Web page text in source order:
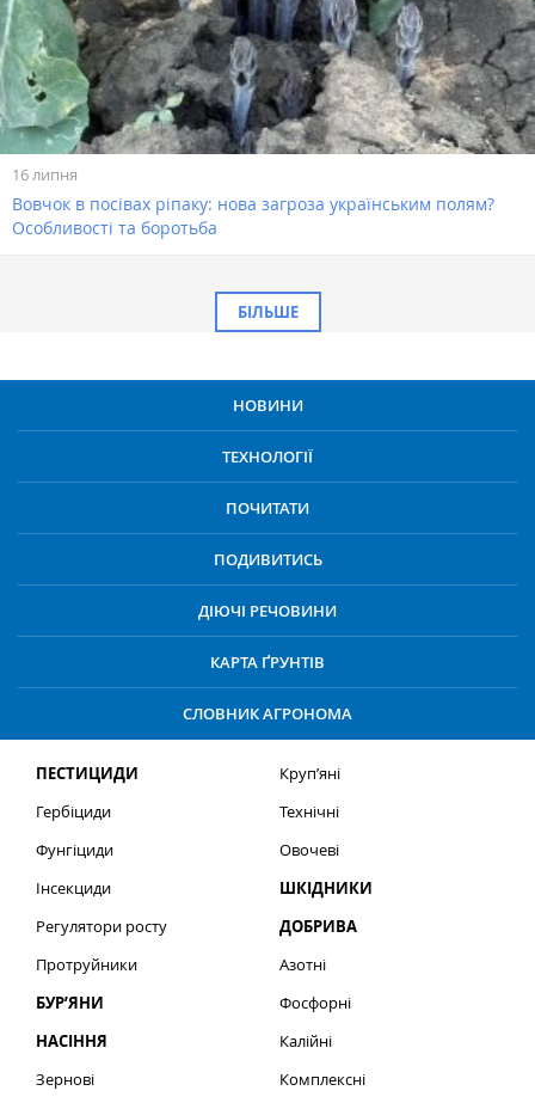
16 липня
Вовчок в посівах ріпаку: нова загроза українським полям?
Особливості та боротьба
БІЛЬШЕ
НОВИНИ
ТЕХНОЛОГІЇ
ПОЧИТАТИ
ПОДИВИТИСЬ
ДІЮЧІ РЕЧОВИНИ
КАРТА ҐРУНТІВ
СЛОВНИК АГРОНОМА
ПЕСТИЦИДИ
Гербіциди
Фунгіциди
Інсекциди
Регулятори росту
Протруйники
БУР’ЯНИ
НАСІННЯ
Зернові
Круп’яні
Технічні
Овочеві
ШКІДНИКИ
ДОБРИВА
Азотні
Фосфорні
Калійні
Комплексні